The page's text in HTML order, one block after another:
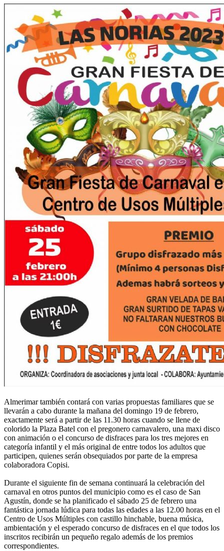
Almerimar también contará con varias propuestas familiares que se
llevarán a cabo durante la mañana del domingo 19 de febrero,
exactamente será a partir de las 11.30 horas cuando se llene de
colorido la Plaza Batel con el pregonero carnavalero, una maxi disco
con animación o el concurso de disfraces para los tres mejores en
categoría infantil y el más original de entre todos los adultos que
participen, quienes serán obsequiados por parte de la empresa
colaboradora Copisi.
Durante el siguiente fin de semana continuará la celebración del
carnaval en otros puntos del municipio como es el caso de San
Agustín, donde se ha planificado el sábado 25 de febrero una
fantástica jornada lúdica para todas las edades a las 12.00 horas en el
Centro de Usos Múltiples con castillo hinchable, buena música,
ambientación y el esperado concurso de disfraces en el que todos los
inscritos recibirán un pequeño regalo además de los premios
correspondientes.